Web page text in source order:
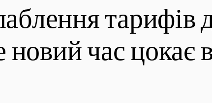
тарифів
новий час